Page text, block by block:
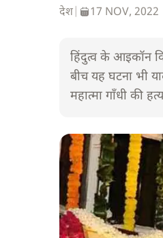
देश 17 NOV, 2022
हिंदुत्व के आइकॉन
बीच यह घटना भी
महात्मा गाँधी की